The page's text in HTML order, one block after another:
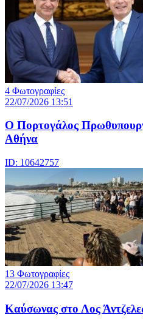
4 Φωτογραφίες
22/07/2026 13:51
Ο Πορτογάλος
Αθήνα
ID: 10642757
13 Φωτογραφίες
22/07/2026 13:47
Καύσωνας στο Λος